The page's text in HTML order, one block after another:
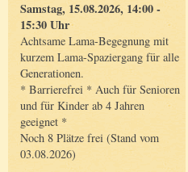
Samstag, 15.08.2026, 14:00 -
15:30 Uhr
Achtsame Lama-Begegnung mit
kurzem Lama-Spaziergang für alle
Generationen.
* Barrierefrei * Auch für Senioren
und für Kinder ab 4 Jahren
geeignet *
Noch 8 Plätze frei (Stand vom
03.08.2026)